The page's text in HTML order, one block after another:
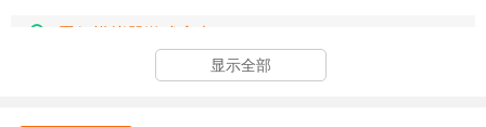
游戏拥有多样化的玩法，涵盖了团队合作、个人竞技等多种
显示全部